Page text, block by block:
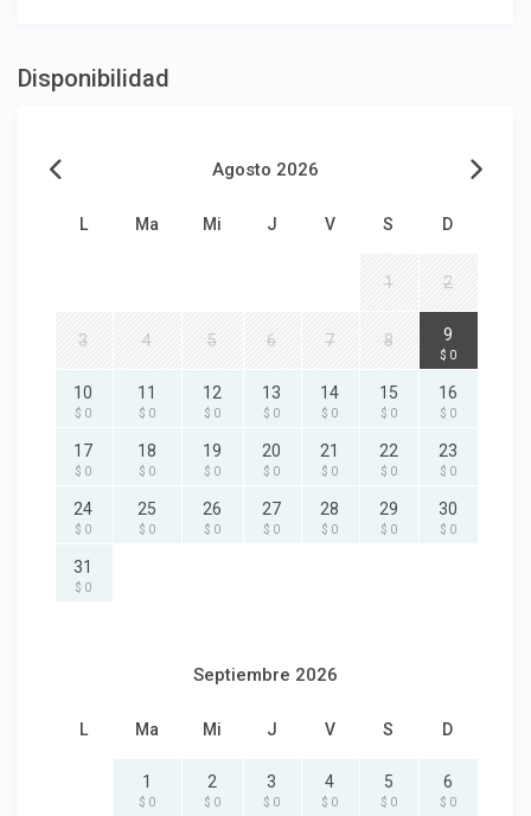
Disponibilidad
Agosto 2026
L Ma Mi J V S D
1 2
3 4 5 6 7 8 9
$ 0
10
$ 0
11
$ 0
12
$ 0
13
$ 0
14
$ 0
15
$ 0
16
$ 0
17
$ 0
18
$ 0
19
$ 0
20
$ 0
21
$ 0
22
$ 0
23
$ 0
24
$ 0
25
$ 0
26
$ 0
27
$ 0
28
$ 0
29
$ 0
30
$ 0
31
$ 0
Septiembre 2026
L Ma Mi J V S D
1
$ 0
2
$ 0
3
$ 0
4
$ 0
5
$ 0
6
$ 0